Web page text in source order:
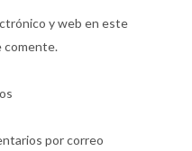
y web en este
comente.
por correo